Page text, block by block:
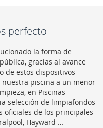
perfecto
la forma de
gracias al avance
de estos dispositivos
piscina a un menor
en Piscinas
selección de limpiafondos
oficiales de los principales
Hayward …